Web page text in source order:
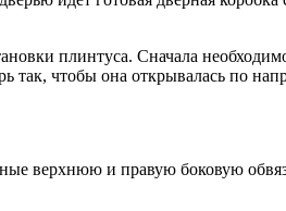
плинтуса. Сначала
так, чтобы она открывалась по
верхнюю и правую боковую